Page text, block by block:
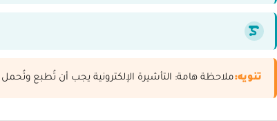
تنويه:ملاحظة هامة: التأشيرة الإلكترونية يجب أن تُطبع وتُحمل